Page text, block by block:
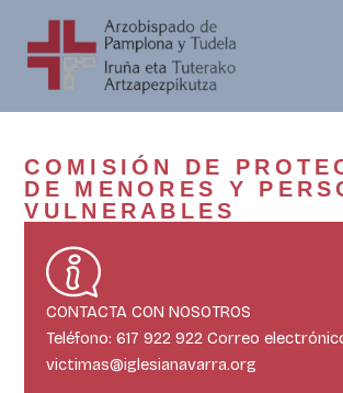
contenido
COMISIÓN DE
DE MENORES Y
VULNERABLES
CONTACTA CON NOSOTROS
Teléfono: 617 922 922 Correo
victimas@iglesianavarra.org